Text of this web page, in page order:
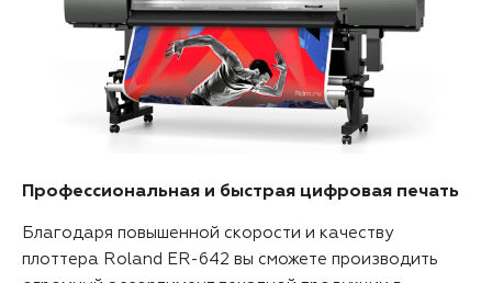
Профессиональная и быстрая цифровая печать
Благодаря повышенной скорости и качеству
плоттера Roland ER-642 вы сможете производить